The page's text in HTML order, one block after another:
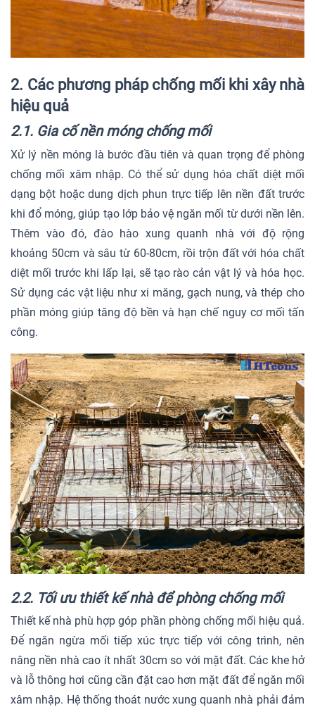
2. Các phương pháp chống mối khi xây nhà
hiệu quả
2.1. Gia cố nền móng chống mối
Xử lý nền móng là bước đầu tiên và quan trọng để phòng
chống mối xâm nhập. Có thể sử dụng hóa chất diệt mối
dạng bột hoặc dung dịch phun trực tiếp lên nền đất trước
khi đổ móng, giúp tạo lớp bảo vệ ngăn mối từ dưới nền lên.
Thêm vào đó, đào hào xung quanh nhà với độ rộng
khoảng 50cm và sâu từ 60-80cm, rồi trộn đất với hóa chất
diệt mối trước khi lấp lại, sẽ tạo rào cản vật lý và hóa học.
Sử dụng các vật liệu như xi măng, gạch nung, và thép cho
phần móng giúp tăng độ bền và hạn chế nguy cơ mối tấn
công.
2.2. Tối ưu thiết kế nhà để phòng chống mối
Thiết kế nhà phù hợp góp phần phòng chống mối hiệu quả.
Để ngăn ngừa mối tiếp xúc trực tiếp với công trình, nên
nâng nền nhà cao ít nhất 30cm so với mặt đất. Các khe hở
và lỗ thông hơi cũng cần đặt cao hơn mặt đất để ngăn mối
xâm nhập. Hệ thống thoát nước xung quanh nhà phải đảm